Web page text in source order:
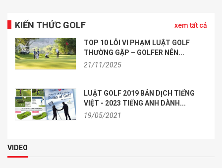
KIẾN THỨC GOLF xem tất cả
TOP 10 LỖI VI PHẠM LUẬT GOLF
THƯỜNG GẶP – GOLFER NÊN...
21/11/2025
LUẬT GOLF 2019 BẢN DỊCH TIẾNG
VIỆT - 2023 TIẾNG ANH DÀNH...
19/05/2021
VIDEO